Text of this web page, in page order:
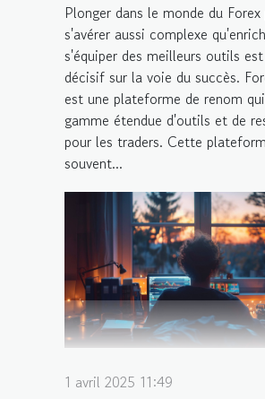
Plonger dans le monde du
s'avérer aussi complexe
s'équiper des meilleurs outils
décisif sur la voie du succès.
est une plateforme de renom
gamme étendue d'outils et de
pour les traders. Cette
souvent...
1 avril 2025 11:49